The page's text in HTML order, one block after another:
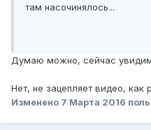
там насочинялось...
Думаю можно, сейчас
Нет, не зацепляет видео, как
Изменено 7 Марта 2016